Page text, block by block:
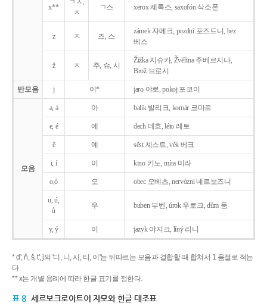
x**
ㄱㅅ,
ㅈ
ㄱ스 xerox 제록스, saxofón 삭소폰
z ㅈ 즈, 스
zámek 자메크, pozdní 포즈드니, bez
베스
ž ㅈ 주, 슈, 시
Žižka 지슈카, Žvěřina 주베르지나,
Brož 브로시
반모음 j 이* jaro 야로, pokoj 포코이
모음
a, á 아 balík 발리크, komár 코마르
e, é 에 dech 데흐, léto 레토
ě 예 sěst 셰스트, věk 베크
i, í 이 kino 키노, míra 미라
o,ó 오 obec 오베츠, nervózni 네르보즈니
u, ú,
ů
우 buben 부벤, úrok 우로크, dům 둠
y, ý 이 jazyk야지크, líný 리니
* d', ň, š, t', j의 '디, 니, 시, 티, 이'는 뒤따르는 모음과 결합할 때 합쳐서 1 음절로 적는
다.
** x는 개별 용례에 따라 한글 표기를 정한다.
표 8 세르보크로아트어 자모와 한글 대조표